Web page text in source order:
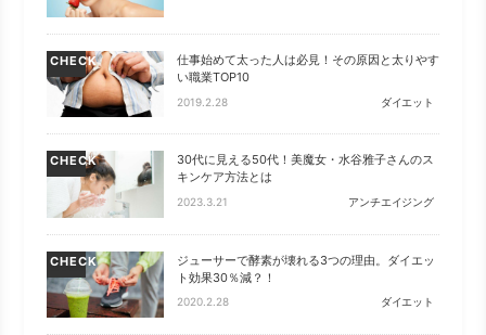
CHECK
仕事始めて太った人は必見！その原因と太りやす
い職業TOP10
2019.2.28 ダイエット
CHECK
30代に見える50代！美魔女・水谷雅子さんのス
キンケア方法とは
2023.3.21 アンチエイジング
CHECK
ジューサーで酵素が壊れる3つの理由。ダイエッ
ト効果30％減？！
2020.2.28 ダイエット